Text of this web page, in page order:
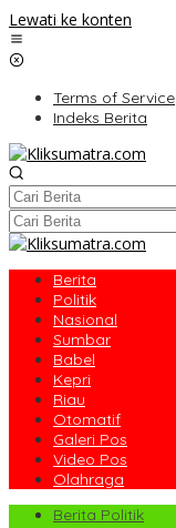
Lewati ke konten
Terms of Service
Indeks Berita
Berita
Politik
Nasional
Sumbar
Babel
Kepri
Riau
Otomatif
Galeri Pos
Video Pos
Olahraga
Berita Politik